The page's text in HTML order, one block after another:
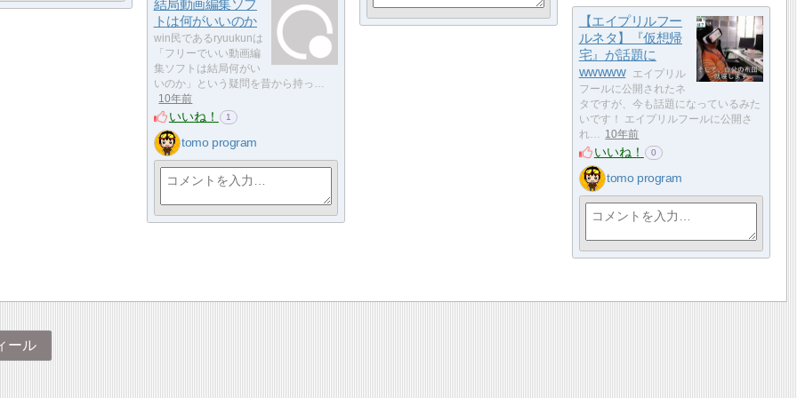
結局動画編集ソフ
トは何がいいのか
win民であるryuukunは
「フリーでいい動画編
集ソフトは結局何がい
いのか」という疑問を昔から持っ…
10年前
いいね！ 1
tomo program
【エイプリルフー
ルネタ】『仮想帰
宅』が話題に
wwwww
エイプリル
フールに公開されたネ
タですが、今も話題になっているみた
いです！ エイプリルフールに公開さ
れ…
10年前
いいね！ 0
tomo program
ール